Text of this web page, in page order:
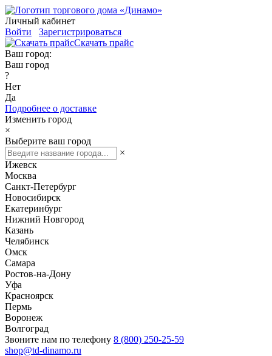
Личный кабинет
Войти
Зарегистрироваться
Скачать прайс
Ваш город:
Ваш город
?
Нет
Да
Подробнее о доставке
Изменить город
×
Выберите ваш город
×
Ижевск
Москва
Санкт-Петербург
Новосибирск
Екатеринбург
Нижний Новгород
Казань
Челябинск
Омск
Самара
Ростов-на-Дону
Уфа
Красноярск
Пермь
Воронеж
Волгоград
Звоните нам по телефону 8 (800) 250-25-59
shop@td-dinamo.ru